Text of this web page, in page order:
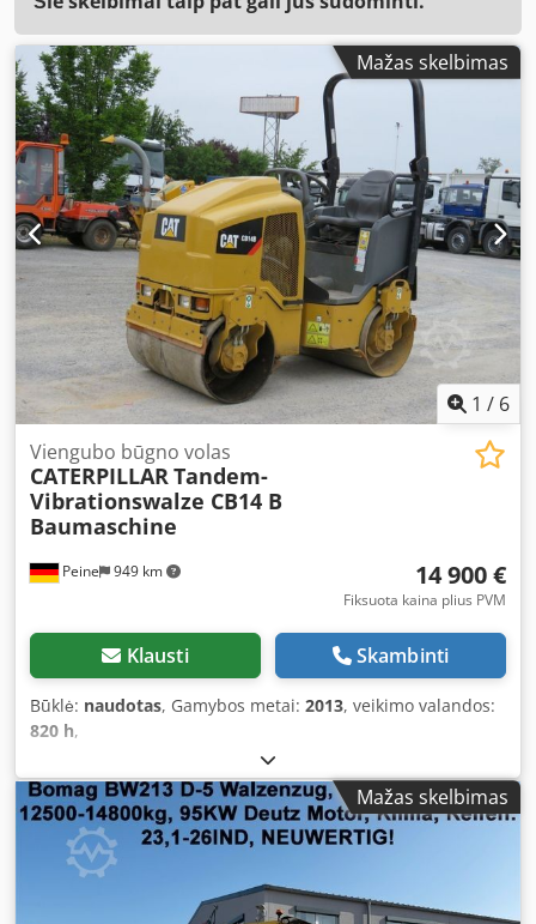
Mažas skelbimas
1 / 6
Peine 949 km
Viengubo būgno volas
CATERPILLARTandem-
Vibrationswalze CB14 B
Baumaschine
14 900 €
Fiksuota kaina plius PVM
Klausti Skambinti
Būklė: naudotas, Gamybos metai: 2013, veikimo valandos:
820 h,
Mažas skelbimas